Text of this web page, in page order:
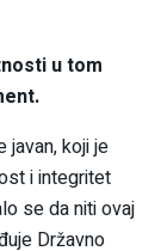
u tom
javan, koji je
i integritet
se da niti ovaj
Državno